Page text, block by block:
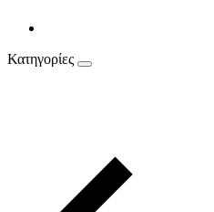
Κατηγορίες